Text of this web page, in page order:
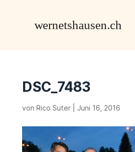
DSC_7483
von Rico Suter| Juni 16, 2016